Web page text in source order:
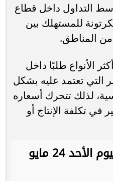
التداول داخل قطاع
للمستهلك بين
الأنواع طلبًا داخل
التي تعتمد عليه بشكل
لذلك تتحرك أسعاره
تكلفة الإنتاج أو
سعر البيض الأحمر اليوم الأحد 24 مايو